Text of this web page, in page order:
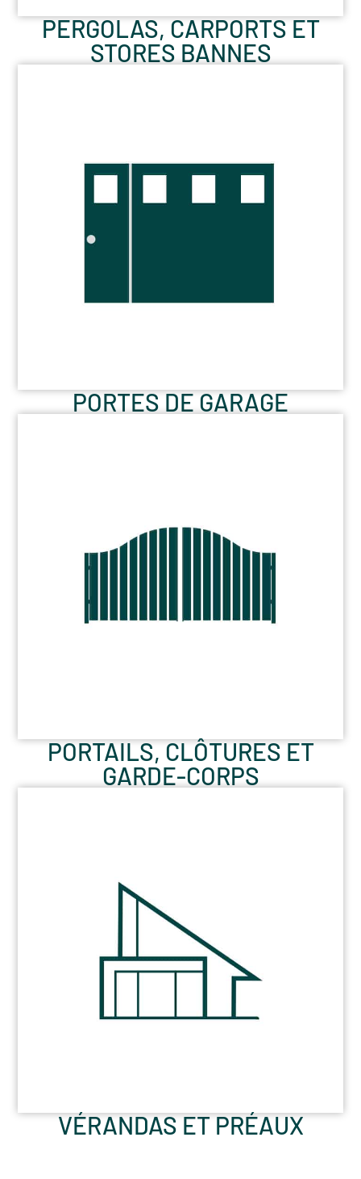
PERGOLAS, CARPORTS ET
STORES BANNES
PORTES DE GARAGE
PORTAILS, CLÔTURES ET
GARDE-CORPS
VÉRANDAS ET PRÉAUX